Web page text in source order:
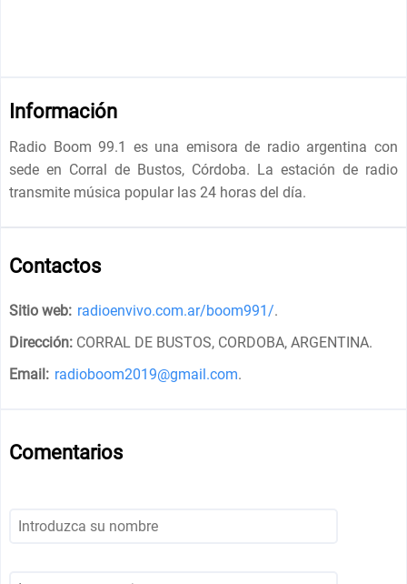
Información
Radio Boom 99.1 es una emisora ​​de radio argentina con
sede en Corral de Bustos, Córdoba. La estación de radio
transmite música popular las 24 horas del día.
Contactos
Sitio web: radioenvivo.com.ar/boom991/.
Dirección: CORRAL DE BUSTOS, CORDOBA, ARGENTINA.
Email: radioboom2019@gmail.com.
Comentarios